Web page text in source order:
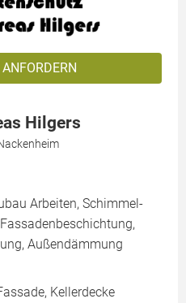
Hilgers
Arbeiten, Schimmel-
Außendämmung
Kellerdecke